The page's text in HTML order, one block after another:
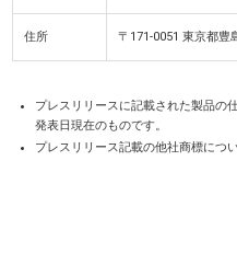
住所 〒171-0051 東京都豊
プレスリリースに記載された製品の
発表日現在のものです。
プレスリリース記載の他社商標につ